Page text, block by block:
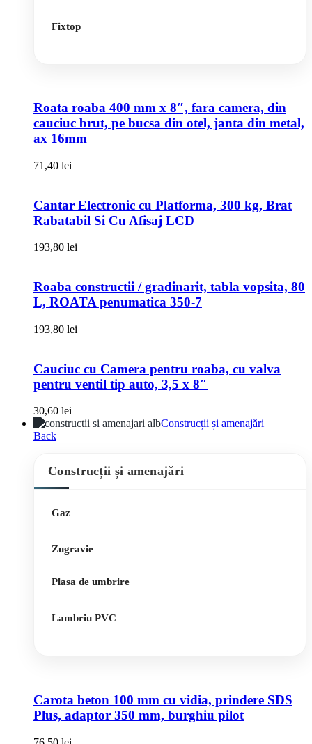
Fixtop
Roata roaba 400 mm x 8″, fara camera, din
cauciuc brut, pe bucsa din otel, janta din metal,
ax 16mm
71,40 lei
Cantar Electronic cu Platforma, 300 kg, Brat
Rabatabil Si Cu Afisaj LCD
193,80 lei
Roaba constructii / gradinarit, tabla vopsita, 80
L, ROATA penumatica 350-7
193,80 lei
Cauciuc cu Camera pentru roaba, cu valva
pentru ventil tip auto, 3,5 x 8″
30,60 lei
Construcții și amenajări
Back
Construcții și amenajări
Gaz
Zugravie
Plasa de umbrire
Lambriu PVC
Carota beton 100 mm cu vidia, prindere SDS
Plus, adaptor 350 mm, burghiu pilot